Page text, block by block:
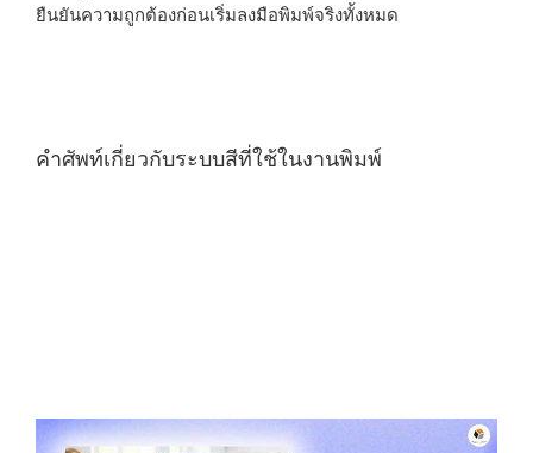
ยืนยันความถูกต้องก่อนเริ่มลงมือพิมพ์จริงทั้งหมด
คำศัพท์เกี่ยวกับระบบสีที่ใช้ในงานพิมพ์